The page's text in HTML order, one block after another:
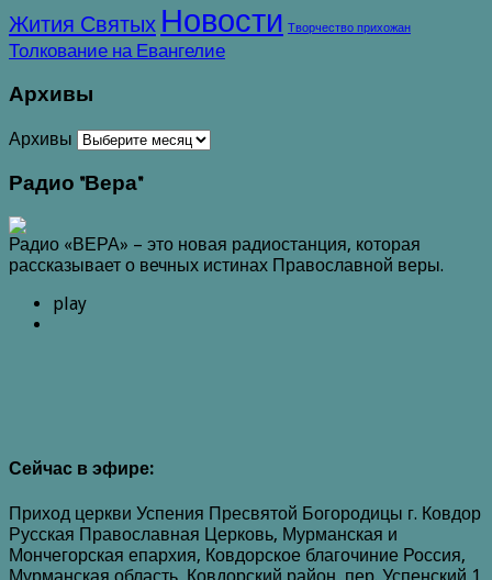
Жития Святых Новости Творчество прихожан
Толкование на Евангелие
Архивы
Архивы
Радио "Вера"
Радио «ВЕРА» – это новая радиостанция, которая
рассказывает о вечных истинах Православной веры.
play
Сейчас в эфире:
Приход церкви Успения Пресвятой Богородицы г. Ковдор
Русская Православная Церковь, Мурманская и
Мончегорская епархия, Ковдорское благочиние Россия,
Мурманская область, Ковдорский район, пер. Успенский 1